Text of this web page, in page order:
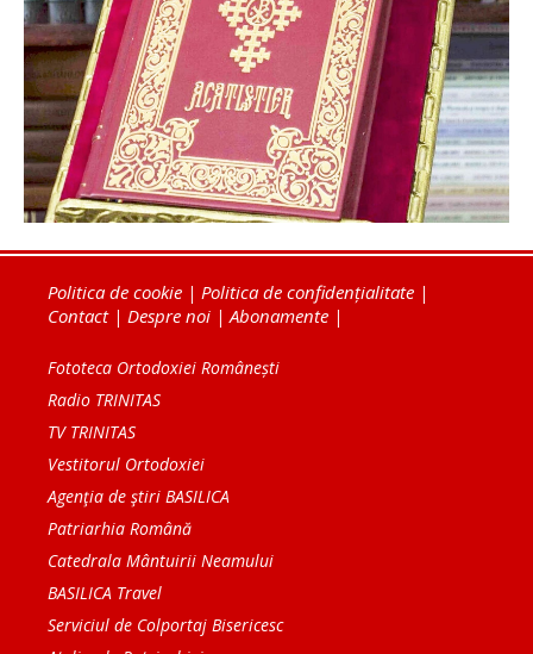
Politica de cookie | Politica de confidențialitate |
Contact| Despre noi | Abonamente |
Fototeca Ortodoxiei Românești
Radio TRINITAS
TV TRINITAS
Vestitorul Ortodoxiei
Agenţia de ştiri BASILICA
Patriarhia Română
Catedrala Mântuirii Neamului
BASILICA Travel
Serviciul de Colportaj Bisericesc